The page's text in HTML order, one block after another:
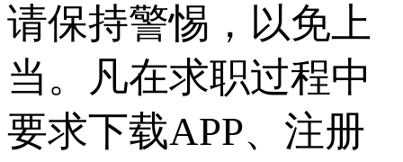
请保持警惕，以免上
当。凡在求职过程中
要求下载APP、注册